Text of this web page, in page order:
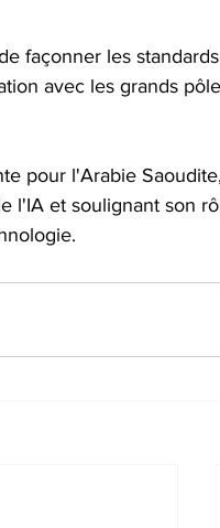
façonner les
avec les grands
pour l'Arabie
l'IA et soulignant son